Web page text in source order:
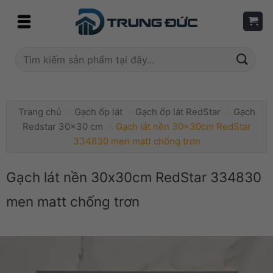
Tìm
Trang chủ » Gạch ốp lát » Gạch ốp lát RedStar » Gạch
Redstar 30x30 cm » Gạch lát nền 30x30cm RedStar
334830 men matt chống trơn
Gạch lát nền 30x30cm RedStar 334830
men matt chống trơn